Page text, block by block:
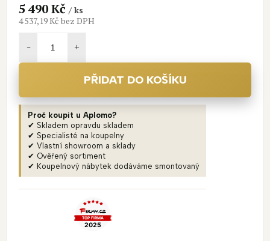
5 490 Kč/ ks
4 537,19 Kč bez DPH
PŘIDAT DO KOŠÍKU
Proč koupit u Aplomo?
✔ Skladem opravdu skladem
✔ Specialisté na koupelny
✔ Vlastní showroom a sklady
✔ Ověřený sortiment
✔ Koupelnový nábytek dodáváme smontovaný